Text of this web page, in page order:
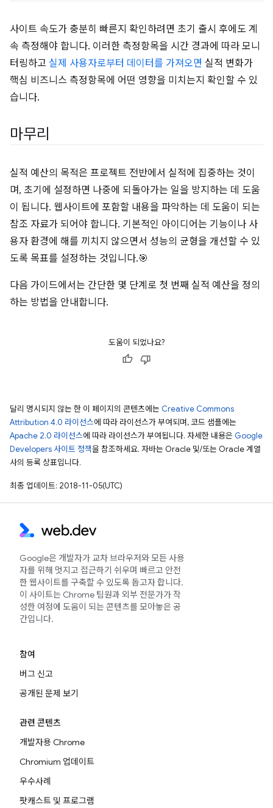
사이트 속도가 충분히 빠른지 확인하려면 초기 출시 후에도 계
속 측정해야 합니다. 이러한 측정항목을 시간 경과에 따라 모니
터링하고 실제 사용자로부터 데이터를 가져오면 실적 변화가
핵심 비즈니스 측정항목에 어떤 영향을 미치는지 확인할 수 있
습니다.
마무리
실적 예산의 목적은 프로젝트 전반에서 실적에 집중하는 것이
며, 초기에 설정하면 나중에 되돌아가는 일을 방지하는 데 도움
이 됩니다. 웹사이트에 포함할 내용을 파악하는 데 도움이 되는
참조 자료가 되어야 합니다. 기본적인 아이디어는 기능이나 사
용자 환경에 해를 끼치지 않으면서 성능의 균형을 개선할 수 있
도록 목표를 설정하는 것입니다.🎯
다음 가이드에서는 간단한 몇 단계로 첫 번째 실적 예산을 정의
하는 방법을 안내합니다.
도움이 되었나요?
달리 명시되지 않는 한 이 페이지의 콘텐츠에는 Creative Commons
Attribution 4.0 라이선스에 따라 라이선스가 부여되며, 코드 샘플에는
Apache 2.0 라이선스에 따라 라이선스가 부여됩니다. 자세한 내용은 Google
Developers 사이트 정책을 참조하세요. 자바는 Oracle 및/또는 Oracle 계열
사의 등록 상표입니다.
최종 업데이트: 2018-11-05(UTC)
Google은 개발자가 교차 브라우저와 모든 사용
자를 위해 멋지고 접근하기 쉬우며 빠르고 안전
한 웹사이트를 구축할 수 있도록 돕고자 합니다.
이 사이트는 Chrome 팀원과 외부 전문가가 작
성한 여정에 도움이 되는 콘텐츠를 모아놓은 공
간입니다.
참여
버그 신고
공개된 문제 보기
관련 콘텐츠
개발자용 Chrome
Chromium 업데이트
우수사례
팟캐스트 및 프로그램